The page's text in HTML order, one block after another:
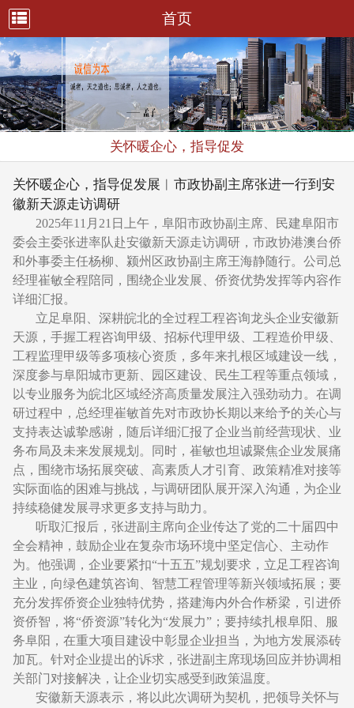
首页
关怀暖企心，指导促发
关怀暖企心，指导促发展︱市政协副主席张进一行到安
徽新天源走访调研
2025年11月21日上午，阜阳市政协副主席、民建阜阳市
委会主委张进率队赴安徽新天源走访调研，市政协港澳台侨
和外事委主任杨柳、颍州区政协副主席王海静随行。公司总
经理崔敏全程陪同，围绕企业发展、侨资优势发挥等内容作
详细汇报。
立足阜阳、深耕皖北的全过程工程咨询龙头企业安徽新
天源，手握工程咨询甲级、招标代理甲级、工程造价甲级、
工程监理甲级等多项核心资质，多年来扎根区域建设一线，
深度参与阜阳城市更新、园区建设、民生工程等重点领域，
以专业服务为皖北区域经济高质量发展注入强劲动力。在调
研过程中，总经理崔敏首先对市政协长期以来给予的关心与
支持表达诚挚感谢，随后详细汇报了企业当前经营现状、业
务布局及未来发展规划。同时，崔敏也坦诚聚焦企业发展痛
点，围绕市场拓展突破、高素质人才引育、政策精准对接等
实际面临的困难与挑战，与调研团队展开深入沟通，为企业
持续稳健发展寻求更多支持与助力。
听取汇报后，张进副主席向企业传达了党的二十届四中
全会精神，鼓励企业在复杂市场环境中坚定信心、主动作
为。他强调，企业要紧扣“十五五”规划要求，立足工程咨询
主业，向绿色建筑咨询、智慧工程管理等新兴领域拓展；要
充分发挥侨资企业独特优势，搭建海内外合作桥梁，引进侨
资侨智，将“侨资源”转化为“发展力”；要持续扎根阜阳、服
务阜阳，在重大项目建设中彰显企业担当，为地方发展添砖
加瓦。针对企业提出的诉求，张进副主席现场回应并协调相
关部门对接解决，让企业切实感受到政策温度。
安徽新天源表示，将以此次调研为契机，把领导关怀与